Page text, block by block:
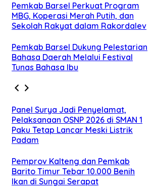
Pemkab Barsel Perkuat Program
MBG, Koperasi Merah Putih, dan
Sekolah Rakyat dalam Rakordalev
Pemkab Barsel Dukung Pelestarian
Bahasa Daerah Melalui Festival
Tunas Bahasa Ibu
Panel Surya Jadi Penyelamat,
Pelaksanaan OSNP 2026 di SMAN 1
Paku Tetap Lancar Meski Listrik
Padam
Pemprov Kalteng dan Pemkab
Barito Timur Tebar 10.000 Benih
Ikan di Sungai Serapat